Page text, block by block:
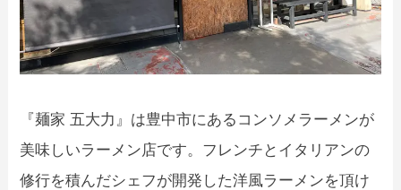
『麺家 五大力』は豊中市にあるコンソメラーメンが
美味しいラーメン店です。フレンチとイタリアンの
修行を積んだシェフが開発した洋風ラーメンを頂け